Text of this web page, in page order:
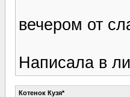
вечером от
Написала в
Котенок Кузя*